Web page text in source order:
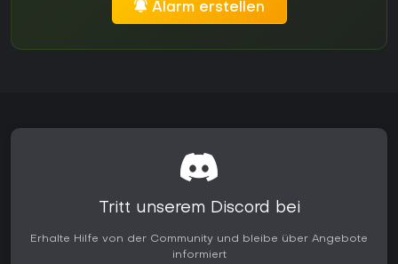
Alarm erstellen
Tritt unserem Discord bei
Erhalte Hilfe von der Community und bleibe über Angebote
informiert